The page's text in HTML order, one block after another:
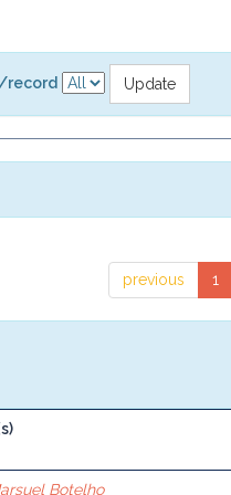
record
previous 1
Botelho